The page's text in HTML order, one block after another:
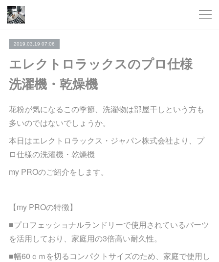
2019.03.19 07:06
エレクトロラックスのプロ仕様
洗濯機・乾燥機
花粉が気になるこの季節、洗濯物は部屋干しという方も
多いのではないでしょうか。
本日はエレクトロラックス・ジャパン株式会社より、プ
ロ仕様の洗濯機・乾燥機
my PROのご紹介をします。
【my PROの特徴】
■プロフェッショナルランドリーで使用されているパーツ
を活用しており、家庭用の3倍高い耐久性。
■幅60ｃｍを切るコンパクトサイズのため、家庭で使用し